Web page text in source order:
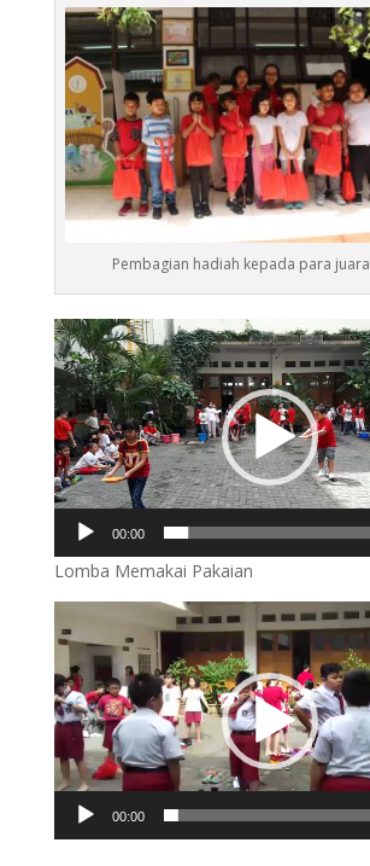
Pembagian hadiah kepada para juara
00:00
Lomba Memakai Pakaian
Player
00:00